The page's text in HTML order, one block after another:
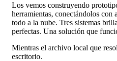
Los vemos construyendo
herramientas, conectándolos con
todo a la nube. Tres sistemas
perfectas. Una solución que
Mientras el archivo local que
escritorio.